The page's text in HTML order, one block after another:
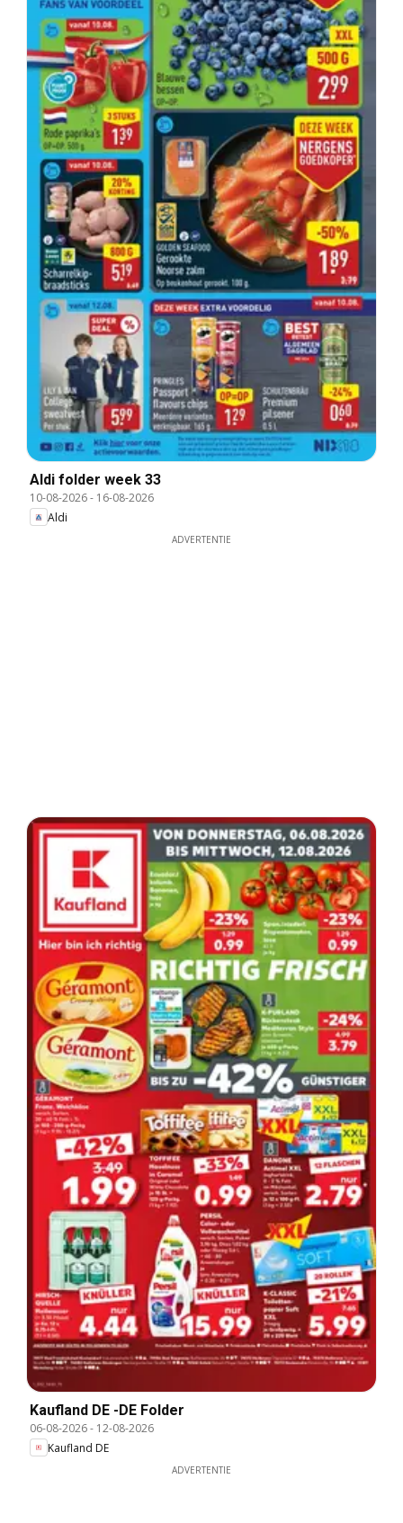
Aldi folder week 33
10-08-2026- 16-08-2026
Aldi
ADVERTENTIE
Kaufland DE -DE Folder
06-08-2026- 12-08-2026
Kaufland DE
ADVERTENTIE